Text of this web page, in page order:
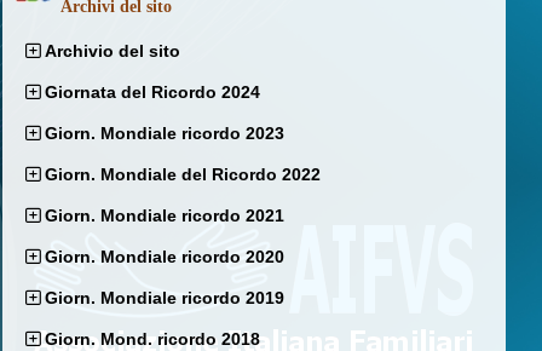
Archivi del sito
Archivio del sito
Giornata del Ricordo 2024
Giorn. Mondiale ricordo 2023
Giorn. Mondiale del Ricordo 2022
Giorn. Mondiale ricordo 2021
Giorn. Mondiale ricordo 2020
Giorn. Mondiale ricordo 2019
Giorn. Mond. ricordo 2018